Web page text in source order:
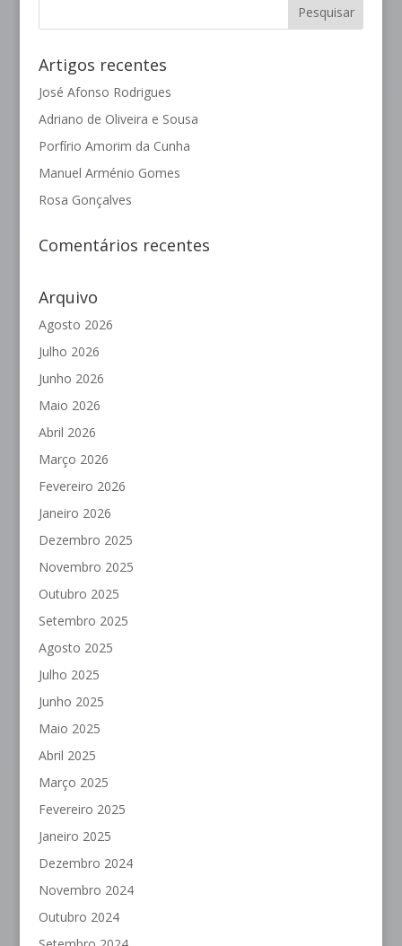
Artigos recentes
José Afonso Rodrigues
Adriano de Oliveira e Sousa
Porfírio Amorim da Cunha
Manuel Arménio Gomes
Rosa Gonçalves
Comentários recentes
Arquivo
Agosto 2026
Julho 2026
Junho 2026
Maio 2026
Abril 2026
Março 2026
Fevereiro 2026
Janeiro 2026
Dezembro 2025
Novembro 2025
Outubro 2025
Setembro 2025
Agosto 2025
Julho 2025
Junho 2025
Maio 2025
Abril 2025
Março 2025
Fevereiro 2025
Janeiro 2025
Dezembro 2024
Novembro 2024
Outubro 2024